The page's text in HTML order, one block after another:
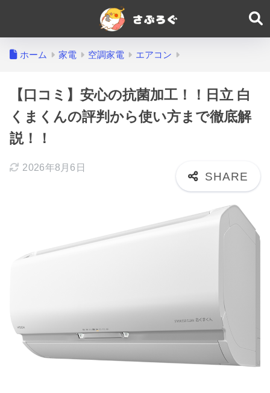
ホーム 家電 空調家電 エアコン
【口コミ】安心の抗菌加工！！日立 白
くまくんの評判から使い方まで徹底解
説！！
2026年8月6日